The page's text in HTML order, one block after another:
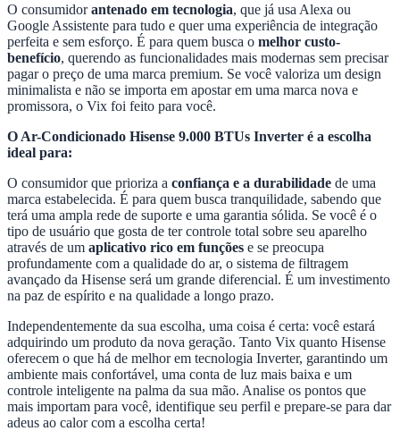
O consumidorantenado em tecnologia, que já usa Alexa ou
Google Assistente para tudo e quer uma experiência de integração
perfeita e sem esforço. É para quem busca o melhor custo-
benefício, querendo as funcionalidades mais modernas sem precisar
pagar o preço de uma marca premium. Se você valoriza um design
minimalista e não se importa em apostar em uma marca nova e
promissora, o Vix foi feito para você.
O Ar-Condicionado Hisense 9.000 BTUs Inverter é a escolha
ideal para:
O consumidor que prioriza a confiança e a durabilidade de uma
marca estabelecida. É para quem busca tranquilidade, sabendo que
terá uma ampla rede de suporte e uma garantia sólida. Se você é o
tipo de usuário que gosta de ter controle total sobre seu aparelho
através de um aplicativo rico em funções e se preocupa
profundamente com a qualidade do ar, o sistema de filtragem
avançado da Hisense será um grande diferencial. É um investimento
na paz de espírito e na qualidade a longo prazo.
Independentemente da sua escolha, uma coisa é certa: você estará
adquirindo um produto da nova geração. Tanto Vix quanto Hisense
oferecem o que há de melhor em tecnologia Inverter, garantindo um
ambiente mais confortável, uma conta de luz mais baixa e um
controle inteligente na palma da sua mão. Analise os pontos que
mais importam para você, identifique seu perfil e prepare-se para dar
adeus ao calor com a escolha certa!